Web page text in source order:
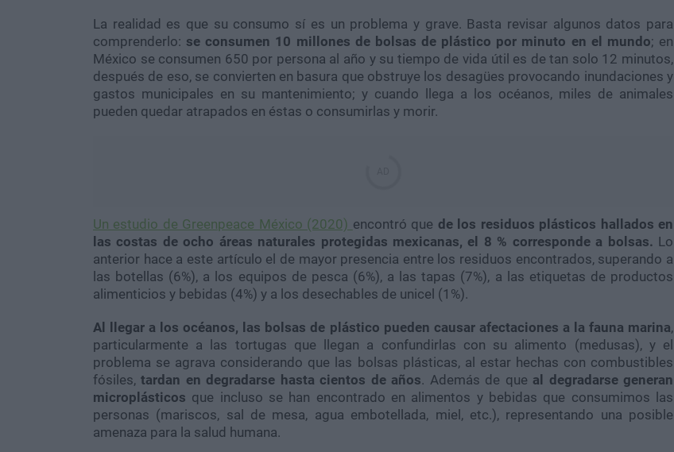
La realidad es que su consumo sí es un problema y grave. Basta revisar algunos datos para
comprenderlo: se consumen 10 millones de bolsas de plástico por minuto en el mundo; en
México se consumen 650 por persona al año y su tiempo de vida útil es de tan solo 12 minutos,
después de eso, se convierten en basura que obstruye los desagües provocando inundaciones y
gastos municipales en su mantenimiento; y cuando llega a los océanos, miles de animales
pueden quedar atrapados en éstas o consumirlas y morir.
Un estudio de Greenpeace México (2020) encontró que de los residuos plásticos hallados en
las costas de ocho áreas naturales protegidas mexicanas, el 8 % corresponde a bolsas. Lo
anterior hace a este artículo el de mayor presencia entre los residuos encontrados, superando a
las botellas (6%), a los equipos de pesca (6%), a las tapas (7%), a las etiquetas de productos
alimenticios y bebidas (4%) y a los desechables de unicel (1%).
Al llegar a los océanos, las bolsas de plástico pueden causar afectaciones a la fauna marina,
particularmente a las tortugas que llegan a confundirlas con su alimento (medusas), y el
problema se agrava considerando que las bolsas plásticas, al estar hechas con combustibles
fósiles,tardan en degradarse hasta cientos de años. Además de que al degradarse generan
microplásticos que incluso se han encontrado en alimentos y bebidas que consumimos las
personas (mariscos, sal de mesa, agua embotellada, miel, etc.), representando una posible
amenaza para la salud humana.